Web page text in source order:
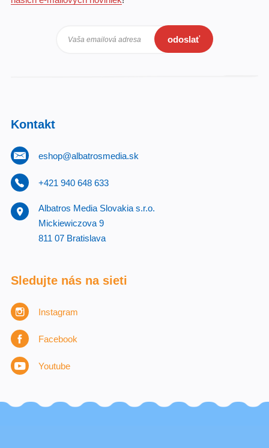
Vaša emailová adresa odoslať
Kontakt
eshop@albatrosmedia.sk
+421 940 648 633
Albatros Media Slovakia s.r.o.
Mickiewiczova 9
811 07 Bratislava
Sledujte nás na sieti
Instagram
Facebook
Youtube